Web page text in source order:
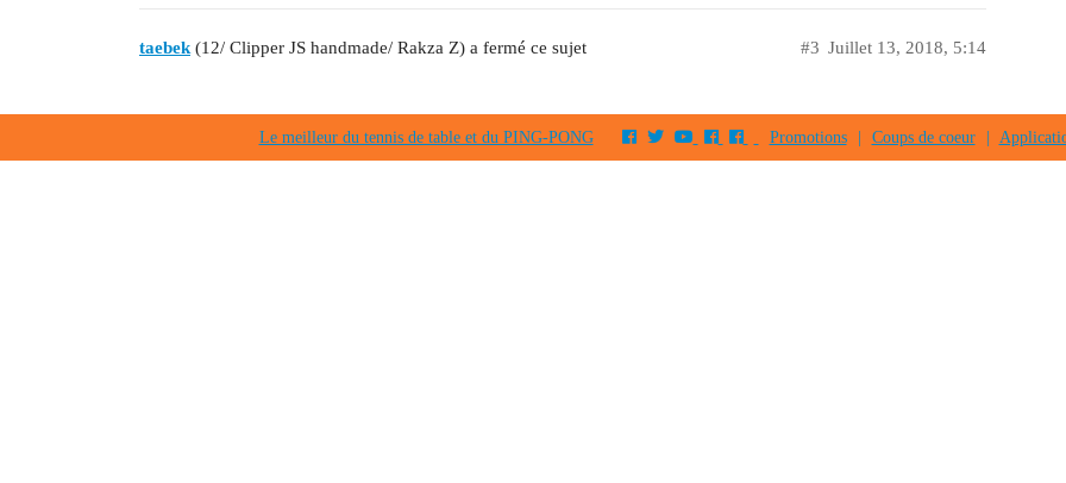
taebek (12/ Clipper JS handmade/ Rakza Z) a fermé ce sujet Juillet 13, 2018, 5:14
#3
Le meilleur du tennis de table et du PING-PONG Promotions Coups de coeur